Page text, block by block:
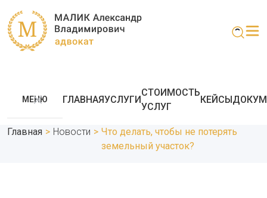
МЕНЮ ГЛАВНАЯУСЛУГИ
СТОИМОСТЬ
УСЛУГ
КЕЙСЫ
Главная > Новости > Что делать, чтобы не потерять
земельный участок?